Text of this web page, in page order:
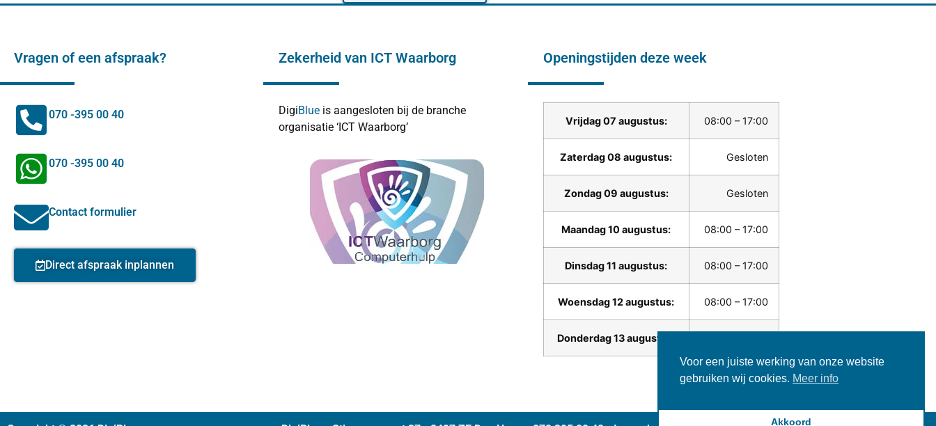
Vragen of een afspraak?
070 -395 00 40
070 -395 00 40
Contact formulier
Direct afspraak inplannen
Zekerheid van ICT Waarborg
DigiBlueis aangesloten bij de branche
organisatie ‘ICT Waarborg’
Openingstijden deze week
Vrijdag 07 augustus: 08:00 – 17:00
Zaterdag 08 augustus: Gesloten
Zondag 09 augustus: Gesloten
Maandag 10 augustus: 08:00 – 17:00
Dinsdag 11 augustus: 08:00 – 17:00
Woensdag 12 augustus: 08:00 – 17:00
Donderdag 13 augustus:
Voor een juiste werking van onze website
gebruiken wij cookies. Meer info
Akkoord